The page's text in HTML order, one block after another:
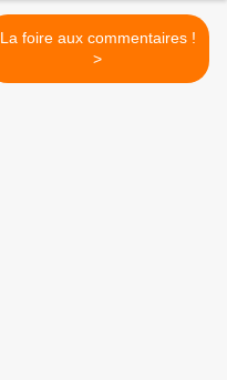
La foire aux commentaires !
>